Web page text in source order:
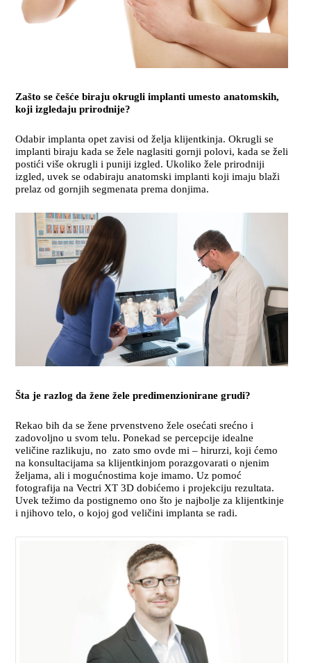
Zašto se češće biraju okrugli implanti umesto anatomskih,
koji izgledaju prirodnije?
Odabir implanta opet zavisi od želja klijentkinja. Okrugli se
implanti biraju kada se žele naglasiti gornji polovi, kada se želi
postići više okrugli i puniji izgled. Ukoliko žele prirodniji
izgled, uvek se odabiraju anatomski implanti koji imaju blaži
prelaz od gornjih segmenata prema donjima.
Šta je razlog da žene žele predimenzionirane grudi?
Rekao bih da se žene prvenstveno žele osećati srećno i
zadovoljno u svom telu. Ponekad se percepcije idealne
veličine razlikuju, no zato smo ovde mi – hirurzi, koji ćemo
na konsultacijama sa klijentkinjom porazgovarati o njenim
željama, ali i mogućnostima koje imamo. Uz pomoć
fotografija na Vectri XT 3D dobićemo i projekciju rezultata.
Uvek težimo da postignemo ono što je najbolje za klijentkinje
i njihovo telo, o kojoj god veličini implanta se radi.